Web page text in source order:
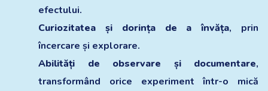
efectului.
Curiozitatea și dorința de a învăța, prin
încercare și explorare.
Abilități de observare și documentare,
transformând orice experiment într-o mică